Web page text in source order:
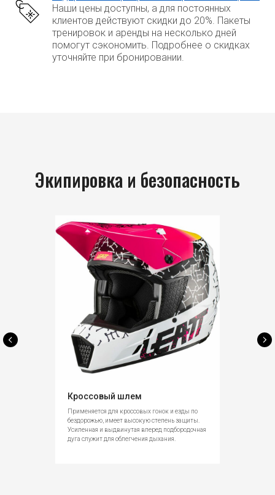
Наши цены доступны, а для постоянных
клиентов действуют скидки до 20%. Пакеты
тренировок и аренды на несколько дней
помогут сэкономить. Подробнее о скидках
уточняйте при бронировании.
Экипировка и безопасность
Кроссовый шлем
Применяется для кроссовых гонок и езды по
бездорожью, имеет высокую степень защиты.
Усиленная и выдвинутая вперед подбородочная
дуга служит для облегчения дыхания.